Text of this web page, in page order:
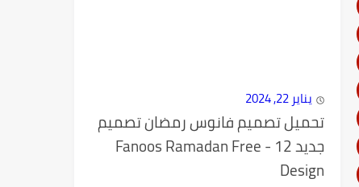
يناير 22, 2024
تحميل تصميم فانوس رمضان تصميم
جديد 12 - Fanoos Ramadan Free
Design